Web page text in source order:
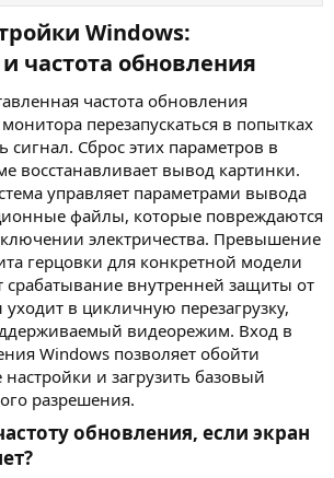
Windows:
частота обновления​
частота обновления
монитора перезапускаться в попытках
сигнал. Сброс этих параметров в
восстанавливает вывод картинки.
управляет параметрами вывода
файлы, которые повреждаются
электричества. Превышение
герцовки для конкретной модели
срабатывание внутренней защиты от
уходит в цикличную перезагрузку,
видеорежим. Вход в
Windows позволяет обойти
настройки и загрузить базовый
разрешения.
обновления, если экран